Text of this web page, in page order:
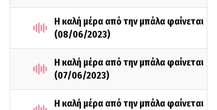
Η καλή μέρα από την μπάλα φαίνεται
(08/06/2023)
Η καλή μέρα από την μπάλα φαίνεται
(07/06/2023)
Η καλή μέρα από την μπάλα φαίνεται